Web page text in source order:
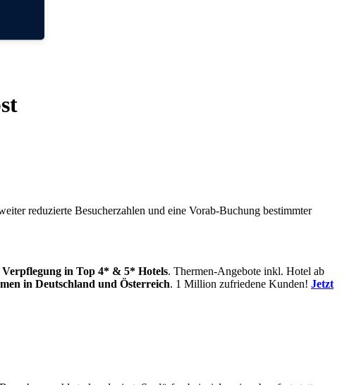
reduzierte Besucherzahlen und eine Vorab-Buchung bestimmter
in Top 4* & 5* Hotels. Thermen-Angebote inkl. Hotel ab
in Deutschland und Österreich. 1 Million zufriedene Kunden! Jetzt